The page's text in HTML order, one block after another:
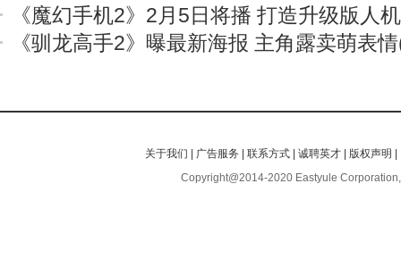
《魔幻手机2》2月5日将播 打造升级版人
《驯龙高手2》曝最新海报 主角露卖萌表
关于我们 广告服务 |联系方式 |诚聘英才 版权声明
Copyright@2014-2020 Eastyule